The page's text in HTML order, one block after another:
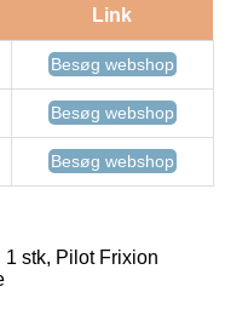
Link
Besøg webshop
Besøg webshop
Besøg webshop
1 stk, Pilot Frixion